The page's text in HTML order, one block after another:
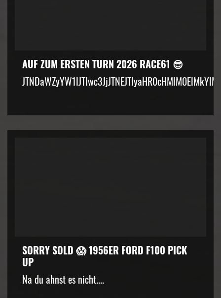
AUF ZUM ERSTEN TURN 2026 RACE61 😎
SORRY SOLD 😱 1956ER FORD F100 PICK
UP
Na du ahnst es nicht....